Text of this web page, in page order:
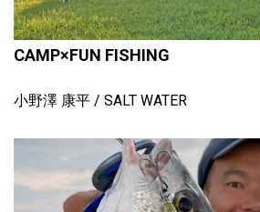
CAMP×FUN FISHING
小野澤 康平 SALT WATER